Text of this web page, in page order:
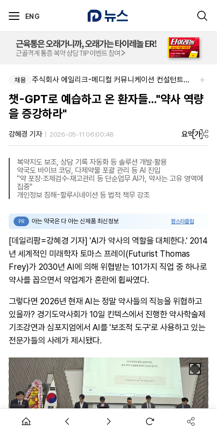
ENG
채용 주식회사 에일리크-메디컬 커뮤니케이션 컨설턴트(Associate) / 메디컬라이터 채용
챗-GPT로 예습하고 온 환자들..."약사 역량
을 증강하라"
강혜경 기자 2026-05-11 06:00:48 요약가
복약지도 보조, 상담 기록 자동화 등 솔루션 개발·활용
약국도 바이브 코딩, 다제약물 포괄 관리 등 AI 진입
"약 포장·조제검수·재고관리 등 단순업무 AI가, 약사는 고유 영역에
집중"
개인정보 침해-할루시네이션 등 법적 책무 강조
PR 아는 약국은 다 아는 신제품 최신정보 팜스타클럽
[데일리팜=강혜경 기자] 'AI가 약사의 역할을 대체한다.' 2014
년 세계적인 미래학자 토마스 프레이(Futurist Thomas
Frey)가 2030년 AI에 의해 위협받는 101가지 직업 중 하나로
약사를 꼽으면서 약업계가 혼란에 휩싸였다.
그렇다면 2026년 현재 AI는 정말 약사들의 직능을 위협하고
있을까? 경기도약사회가 10일 킨텍스에서 진행한 약사학술제
기조강연과 심포지엄에서 AI를 '보조적 도구'로 사용하고 있는
전문가들의 사례가 제시됐다.